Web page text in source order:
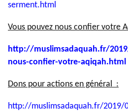
serment.html
Vous pouvez nous confier votre
http://muslimsadaquah.fr/
nous-confier-votre-aqiqah.html
Dons pour actions en général :
http://muslimsadaquah.fr/2019/